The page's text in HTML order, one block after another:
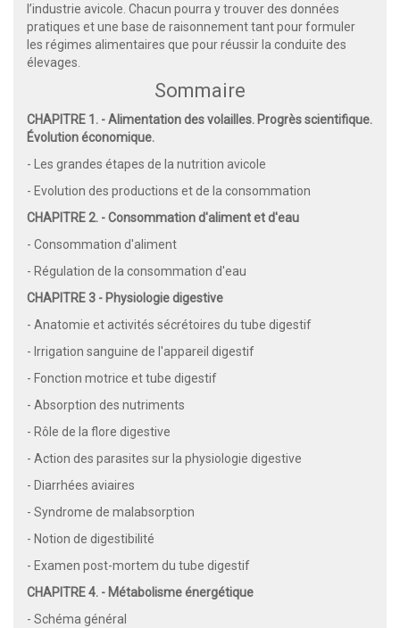
l’industrie avicole. Chacun pourra y trouver des données
pratiques et une base de raisonnement tant pour formuler
les régimes alimentaires que pour réussir la conduite des
élevages.
Sommaire
CHAPITRE 1. - Alimentation des volailles. Progrès scientifique.
Évolution économique.
- Les grandes étapes de la nutrition avicole
- Evolution des productions et de la consommation
CHAPITRE 2. - Consommation d'aliment et d'eau
- Consommation d'aliment
- Régulation de la consommation d'eau
CHAPITRE 3 - Physiologie digestive
- Anatomie et activités sécrétoires du tube digestif
- Irrigation sanguine de l'appareil digestif
- Fonction motrice et tube digestif
- Absorption des nutriments
- Rôle de la flore digestive
- Action des parasites sur la physiologie digestive
- Diarrhées aviaires
- Syndrome de malabsorption
- Notion de digestibilité
- Examen post-mortem du tube digestif
CHAPITRE 4. - Métabolisme énergétique
- Schéma général